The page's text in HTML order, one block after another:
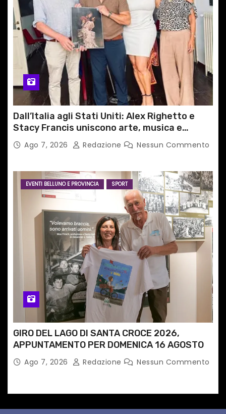
Dall’Italia agli Stati Uniti: Alex Righetto e
Stacy Francis uniscono arte, musica e
tecnologia in un nuovo progetto
internazionale”
Ago 7, 2026 Redazione Nessun Commento
EVENTI BELLUNO E PROVINCIA SPORT
GIRO DEL LAGO DI SANTA CROCE 2026,
APPUNTAMENTO PER DOMENICA 16 AGOSTO
Ago 7, 2026 Redazione Nessun Commento